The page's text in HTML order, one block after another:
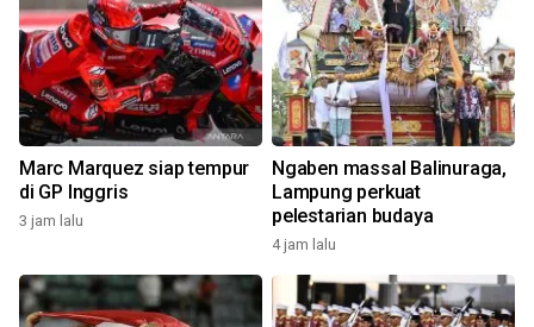
Marc Marquez siap tempur
di GP Inggris
3 jam lalu
Ngaben massal Balinuraga,
Lampung perkuat
pelestarian budaya
4 jam lalu